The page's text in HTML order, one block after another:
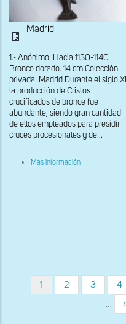
Madrid
1.- Anónimo. Hacia 1130-1140
Bronce dorado. 14 cm Colección
privada. Madrid Durante el siglo XII
la producción de Cristos
crucificados de bronce fue
abundante, siendo gran cantidad
de ellos empleados para presidir
cruces procesionales y de...
Más información
Paginación
Página
actual
1 Página
2 Página
3 4
…